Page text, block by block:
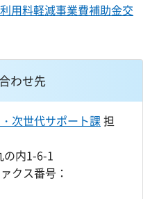
用料軽減事業費補助金交
わせ先
次世代サポート課 担
内1-6-1
クス番号：